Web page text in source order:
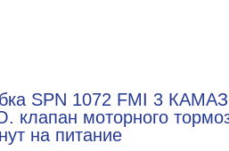
SPN 1072 FMI 3 КАМАЗ
клапан моторного
на питание